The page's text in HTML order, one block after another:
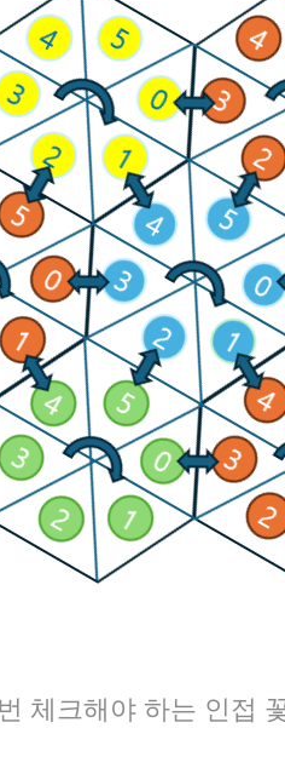
체크해야 하는 인접